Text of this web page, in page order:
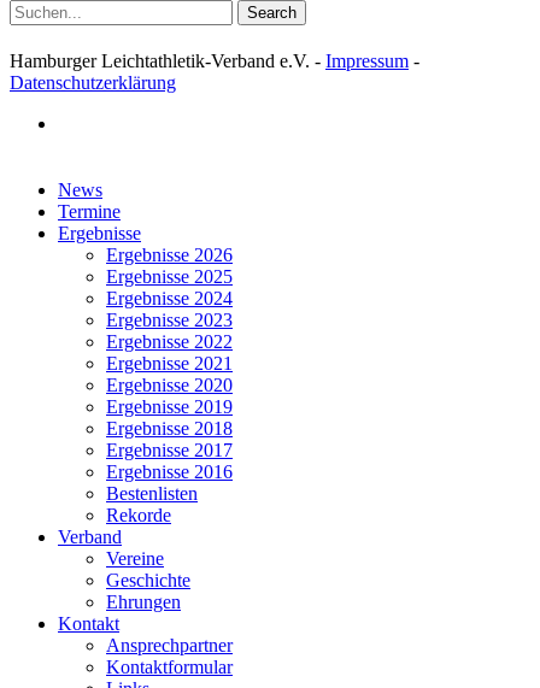
Search
Hamburger Leichtathletik-Verband e.V. - Impressum -
Datenschutzerklärung
Close
Menu
News
Termine
Ergebnisse
Ergebnisse 2026
Ergebnisse 2025
Ergebnisse 2024
Ergebnisse 2023
Ergebnisse 2022
Ergebnisse 2021
Ergebnisse 2020
Ergebnisse 2019
Ergebnisse 2018
Ergebnisse 2017
Ergebnisse 2016
Bestenlisten
Rekorde
Verband
Vereine
Geschichte
Ehrungen
Kontakt
Ansprechpartner
Kontaktformular